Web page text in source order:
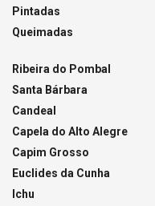
Pintadas
Queimadas
Ribeira do Pombal
Santa Bárbara
Candeal
Capela do Alto Alegre
Capim Grosso
Euclides da Cunha
Ichu